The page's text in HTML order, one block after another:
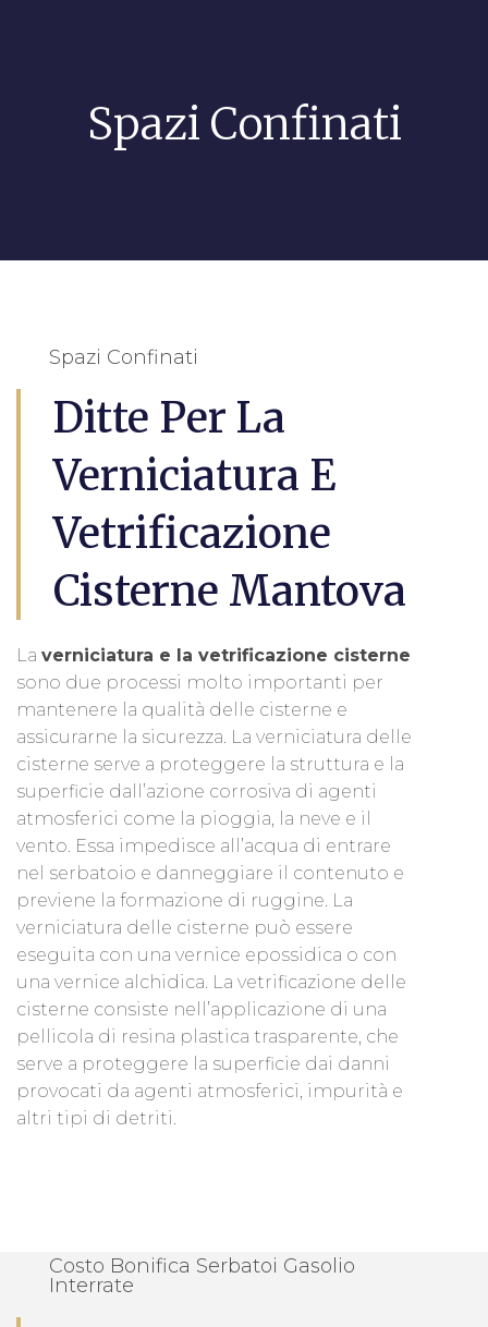
Spazi Confinati
Spazi Confinati
Ditte Per La
Verniciatura E
Vetrificazione
Cisterne Mantova
La verniciatura e la vetrificazione cisterne
sono due processi molto importanti per
mantenere la qualità delle cisterne e
assicurarne la sicurezza. La verniciatura delle
cisterne serve a proteggere la struttura e la
superficie dall’azione corrosiva di agenti
atmosferici come la pioggia, la neve e il
vento. Essa impedisce all’acqua di entrare
nel serbatoio e danneggiare il contenuto e
previene la formazione di ruggine. La
verniciatura delle cisterne può essere
eseguita con una vernice epossidica o con
una vernice alchidica. La vetrificazione delle
cisterne consiste nell’applicazione di una
pellicola di resina plastica trasparente, che
serve a proteggere la superficie dai danni
provocati da agenti atmosferici, impurità e
altri tipi di detriti.
Costo Bonifica Serbatoi Gasolio
Interrate